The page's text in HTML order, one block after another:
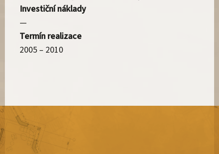
Investiční náklady
—
Termín realizace
2005 – 2010